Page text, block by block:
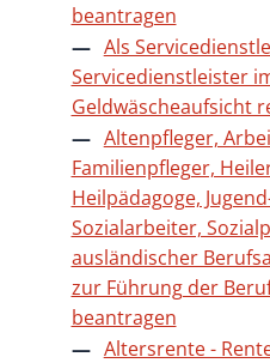
beantragen
Als
Servicedienstleister
Geldwäscheaufsicht
Altenpfleger,
Familienpfleger,
Heilpädagoge,
Sozialarbeiter,
ausländischer
zur Führung der
beantragen
Altersrente -